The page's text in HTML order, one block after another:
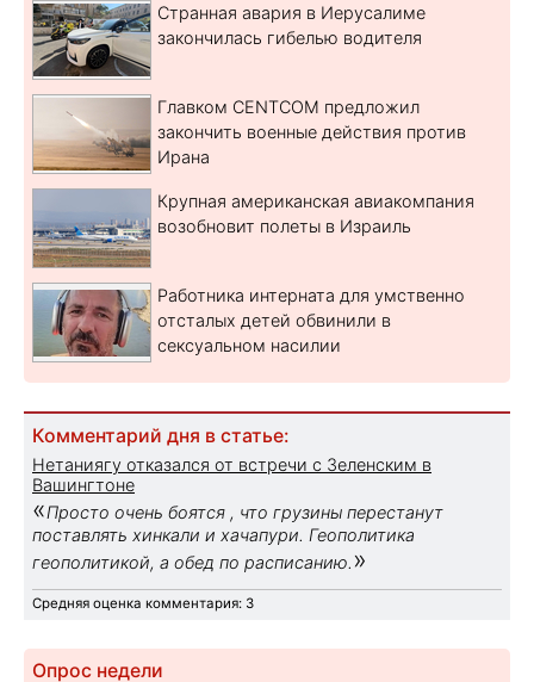
Странная авария в Иерусалиме
закончилась гибелью водителя
Главком CENTCOM предложил
закончить военные действия против
Ирана
Крупная американская авиакомпания
возобновит полеты в Израиль
Работника интерната для умственно
отсталых детей обвинили в
сексуальном насилии
Комментарий дня в статье:
Нетаниягу отказался от встречи с Зеленским в
Вашингтоне
«Просто очень боятся , что грузины перестанут
поставлять хинкали и хачапури. Геополитика
геополитикой, а обед по расписанию. »
Средняя оценка комментария: 3
Опрос недели